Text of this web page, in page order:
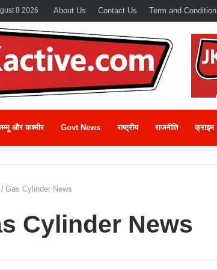
8 2026 About Us Contact Us Term and Condition
और कश्मीर Govt News राष्ट्रीय राजनीति क्राइम
/ Gas Cylinder News
Cylinder News